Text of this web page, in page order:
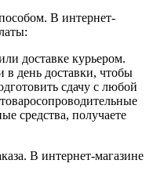
В интернет-
доставке курьером.
в день доставки, чтобы
сдачу с любой
средства, получаете
В интернет-магазине